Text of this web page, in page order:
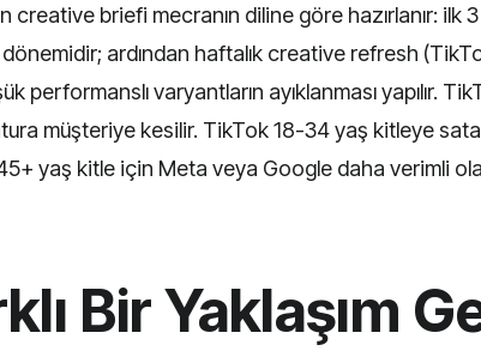
creative briefi mecranın diline göre hazırlanır: ilk
ardından haftalık creative refresh
varyantların ayıklanması yapılır.
müşteriye kesilir. TikTok 18-34 yaş kitleye
yaş kitle için Meta veya Google daha verimli
Bir Yaklaşım